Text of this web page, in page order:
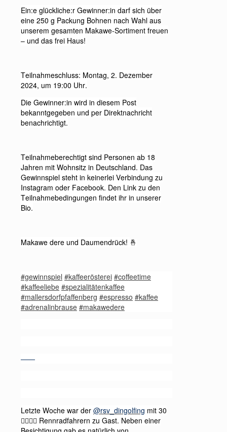
Ein:e glückliche:r Gewinner:in darf sich über
eine 250 g Packung Bohnen nach Wahl aus
unserem gesamten Makawe-Sortiment freuen
– und das frei Haus!
Teilnahmeschluss: Montag, 2. Dezember
2024, um 19:00 Uhr.
Die Gewinner:in wird in diesem Post
bekanntgegeben und per Direktnachricht
benachrichtigt.
Teilnahmeberechtigt sind Personen ab 18
Jahren mit Wohnsitz in Deutschland. Das
Gewinnspiel steht in keinerlei Verbindung zu
Instagram oder Facebook. Den Link zu den
Teilnahmebedingungen findet ihr in unserer
Bio.
Makawe dere und Daumendrück! 🤞
#gewinnspiel #kaffeerösterei #coffeetime
#kaffeeliebe #spezialitätenkaffee
#mallersdorfpfaffenberg #espresso #kaffee
#adrenalinbrause #makawedere
——
Letzte Woche war der @rsv_dingolfing mit 30
🚴‍♂️🚴‍♀️ Rennradfahrern zu Gast. Neben einer